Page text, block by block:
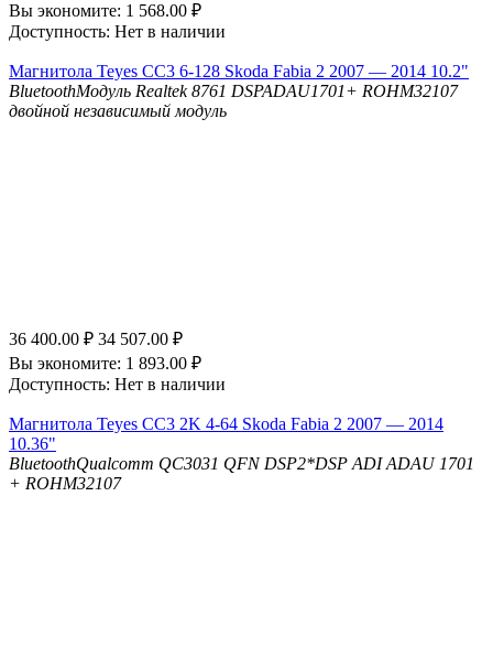
Вы экономите: 1 568.00 ₽
Доступность: Нет в наличии
Магнитола Teyes CC3 6-128 Skoda Fabia 2 2007 — 2014 10.2"
BluetoothМодуль Realtek 8761 DSPADAU1701+ ROHM32107
двойной независимый модуль
36 400.00 ₽ 34 507.00 ₽
Вы экономите: 1 893.00 ₽
Доступность: Нет в наличии
Магнитола Teyes CC3 2K 4-64 Skoda Fabia 2 2007 — 2014
10.36"
BluetoothQualcomm QC3031 QFN DSP2*DSP ADI ADAU 1701
+ ROHM32107